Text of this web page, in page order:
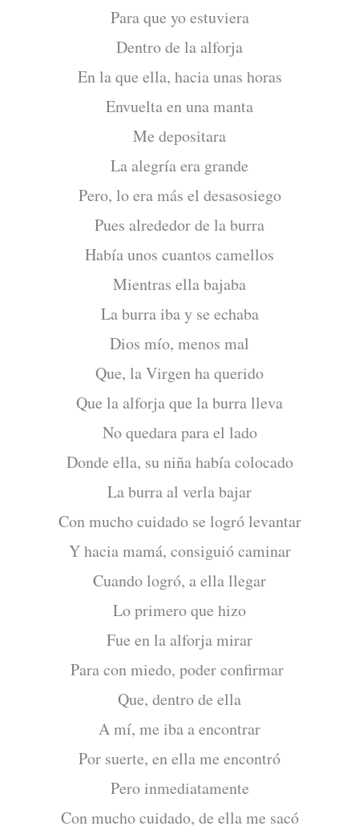
Para que yo estuviera
Dentro de la alforja
En la que ella, hacia unas horas
Envuelta en una manta
Me depositara
La alegría era grande
Pero, lo era más el desasosiego
Pues alrededor de la burra
Había unos cuantos camellos
Mientras ella bajaba
La burra iba y se echaba
Dios mío, menos mal
Que, la Virgen ha querido
Que la alforja que la burra lleva
No quedara para el lado
Donde ella, su niña había colocado
La burra al verla bajar
Con mucho cuidado se logró levantar
Y hacia mamá, consiguió caminar
Cuando logró, a ella llegar
Lo primero que hizo
Fue en la alforja mirar
Para con miedo, poder confirmar
Que, dentro de ella
A mí, me iba a encontrar
Por suerte, en ella me encontró
Pero inmediatamente
Con mucho cuidado, de ella me sacó